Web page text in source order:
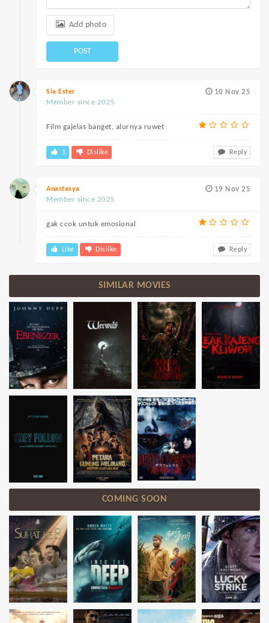
Add photo
POST
10 Nov 25
Sia Ester
Member since 2025
Film gajelas banget, alurnya ruwet
1 Dislike Reply
19 Nov 25
Anastasya
Member since 2025
gak ccok untuk emosional
Like Dislike Reply
SIMILAR MOVIES
COMING SOON